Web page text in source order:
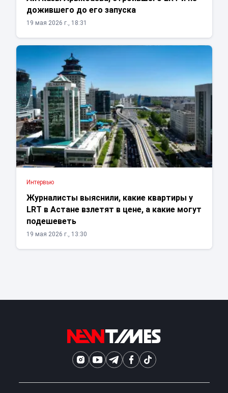
дожившего до его запуска
19 мая 2026 г., 18:31
Интервью
Журналисты выяснили, какие квартиры у
LRT в Астане взлетят в цене, а какие могут
подешеветь
19 мая 2026 г., 13:30